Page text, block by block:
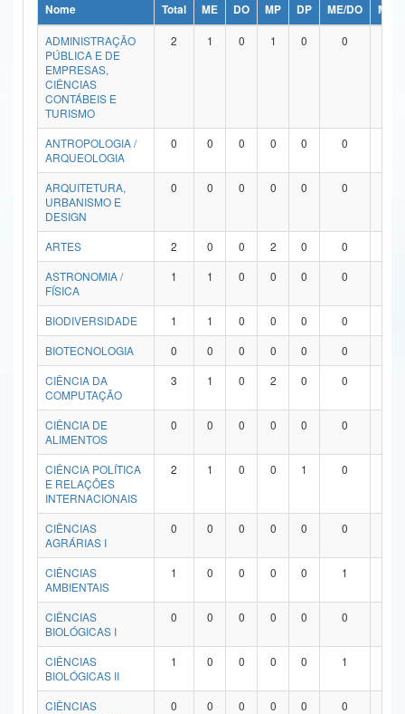
Ministério da Ciência, Tecnologia, Inovações e Comunicações
Ministério do Meio Ambiente
Ministério do Turismo
Ministério do Desenvolvimento Regional
Controladoria-Geral da União
Ministério da Mulher, da Família e dos Direitos Humanos
Secretaria de Governo
Advocacia-Geral da União
Banco Central do Brasil
Nome Total ME DO MP DP ME/DO
MP/
ADMINISTRAÇÃO
PÚBLICA E DE
EMPRESAS,
CIÊNCIAS
CONTÁBEIS E
TURISMO
2 1 0 1 0 0
ANTROPOLOGIA /
ARQUEOLOGIA
0 0 0 0 0 0
ARQUITETURA,
URBANISMO E
DESIGN
0 0 0 0 0 0
ARTES 2 0 0 2 0 0
ASTRONOMIA /
FÍSICA
1 1 0 0 0 0
BIODIVERSIDADE 1 1 0 0 0 0
BIOTECNOLOGIA
0 0 0 0 0 0
CIÊNCIA DA
COMPUTAÇÃO
3 1 0 2 0 0
CIÊNCIA DE
ALIMENTOS
0 0 0 0 0 0
CIÊNCIA POLÍTICA
E RELAÇÕES
INTERNACIONAIS
2 1 0 0 1 0
CIÊNCIAS
AGRÁRIAS I
0 0 0 0 0 0
CIÊNCIAS
AMBIENTAIS
1 0 0 0 0 1
CIÊNCIAS
BIOLÓGICAS I
0 0 0 0 0 0
CIÊNCIAS
BIOLÓGICAS II
1 0 0 0 0 1
CIÊNCIAS
0 0 0 0 0 0